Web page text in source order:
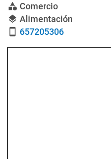
category Comercio
layers Alimentación
smartphone 657205306